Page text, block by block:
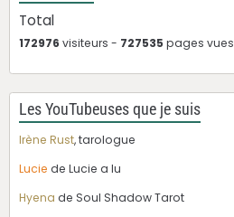
Total
172976 visiteurs - 727535 pages vues
Les YouTubeuses que je suis
Irène Rust, tarologue
Lucie de Lucie a lu
Hyena de Soul Shadow Tarot